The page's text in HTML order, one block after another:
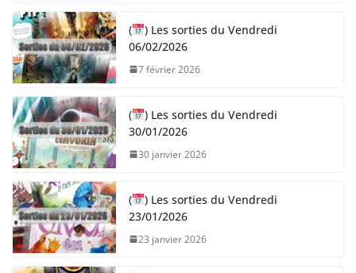
(
) Les sorties du Vendredi
06/02/2026
7 février 2026
(
) Les sorties du Vendredi
30/01/2026
30 janvier 2026
(
) Les sorties du Vendredi
23/01/2026
23 janvier 2026